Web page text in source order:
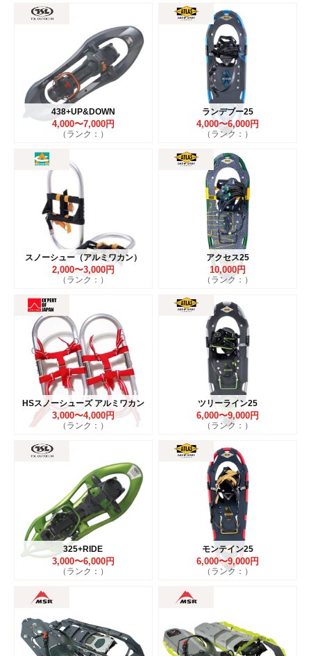
438+UP&DOWN
4,000〜7,000円
（ランク：）
ランデブー25
4,000〜6,000円
（ランク：）
スノーシュー（アルミワカン）
2,000〜3,000円
（ランク：）
アクセス25
10,000円
（ランク：）
HSスノーシューズ アルミワカン
3,000〜4,000円
（ランク：）
ツリーライン25
6,000〜9,000円
（ランク：）
325+RIDE
3,000〜6,000円
（ランク：）
モンテイン25
6,000〜9,000円
（ランク：）